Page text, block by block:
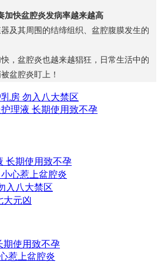
加快盆腔炎发病率越来越高
其周围的结缔组织、盆腔腹膜发生的
盆腔炎也越来越猖狂，日常生活中的
盆腔炎盯上！
房 勿入八大禁区
理液 长期使用致不孕
长期使用致不孕
心惹上盆腔炎
入八大禁区
大元凶
期使用致不孕
惹上盆腔炎